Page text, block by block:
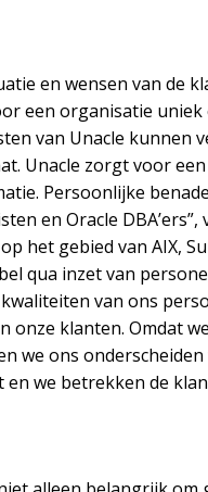
en wensen van de
een organisatie
van Unacle
Unacle zorgt voor
Persoonlijke
en Oracle
het gebied van AIX,
qua inzet van
van ons
onze klanten. Omdat
we ons
we betrekken de